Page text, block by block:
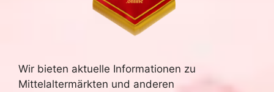
Wir bieten aktuelle Informationen zu
Mittelaltermärkten und anderen